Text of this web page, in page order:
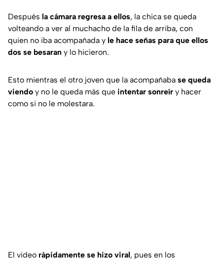
Después la cámara regresa a ellos, la chica se queda
volteando a ver al muchacho de la fila de arriba, con
quien no iba acompañada y le hace señas para que ellos
dos se besaran y lo hicieron.
Esto mientras el otro joven que la acompañaba se queda
viendo y no le queda más que intentar sonreír y hacer
como si no le molestara.
El video rápidamente se hizo viral, pues en los